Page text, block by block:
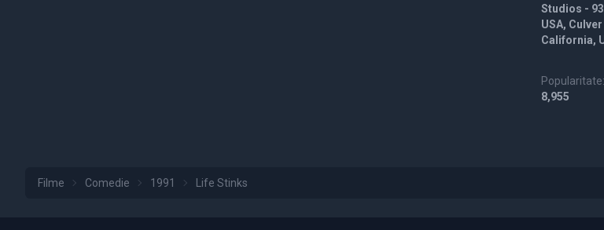
Studios -
USA,
California,
Popularitate:
8,955
Filme Comedie 1991 Life Stinks